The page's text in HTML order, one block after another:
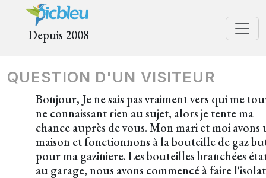
Depuis 2008
QUESTION D'UN VISITEUR
Bonjour, Je ne sais pas vraiment vers qui me
ne connaissant rien au sujet, alors je tente ma
chance auprès de vous. Mon mari et moi avons
maison et fonctionnons à la bouteille de gaz
pour ma gaziniere. Les bouteilles branchées
au garage, nous avons commencé à faire